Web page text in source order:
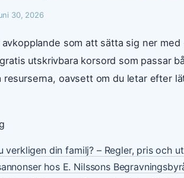
30, 2026
avkopplande som att sätta sig ner
utskrivbara korsord som passar
resurserna, oavsett om du letar efter
verkligen din familj? – Regler, pris och
hos E. Nilssons